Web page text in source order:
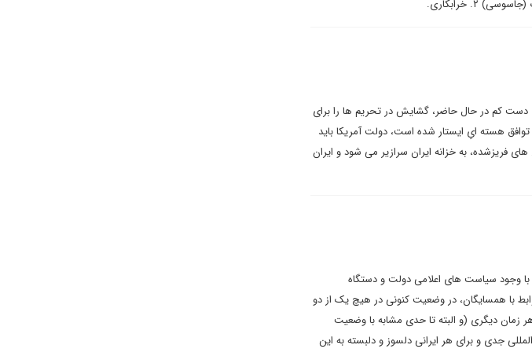
دست کم در حال حاضر، گشایش در تحریم ها را برای
هسته ایِ ایستار شده است، دولت آمریکا باید
های فریزشده، به خزانه ایران سرازیر می شود و ایران
با وجود سیاست های اعلامی دولت و دستگاه
با همسایگان، در وضعیت کنونی در هیچ یک از دو
زمان دیگری (و البته تا حدی مشابه با وضعیت
جدی و برای هر ایرانی دلسوز و دلبسته به این